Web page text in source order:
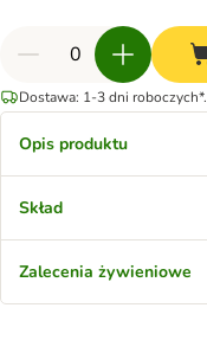
Dostawa: 1-3 dni roboczych*.
Opis produktu
Skład
Zalecenia żywieniowe